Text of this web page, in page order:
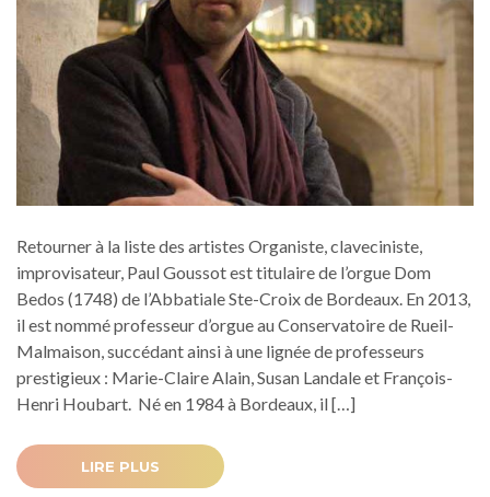
Retourner à la liste des artistes Organiste, claveciniste,
improvisateur, Paul Goussot est titulaire de l’orgue Dom
Bedos (1748) de l’Abbatiale Ste-Croix de Bordeaux. En 2013,
il est nommé professeur d’orgue au Conservatoire de Rueil-
Malmaison, succédant ainsi à une lignée de professeurs
prestigieux : Marie-Claire Alain, Susan Landale et François-
Henri Houbart. Né en 1984 à Bordeaux, il […]
LIRE PLUS